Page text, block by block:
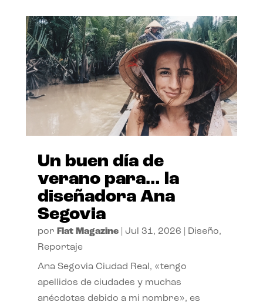
Un buen día de
verano para… la
diseñadora Ana
Segovia
por Flat Magazine| Jul 31, 2026 Diseño,
Reportaje
Ana Segovia Ciudad Real, «tengo
apellidos de ciudades y muchas
anécdotas debido a mi nombre», es